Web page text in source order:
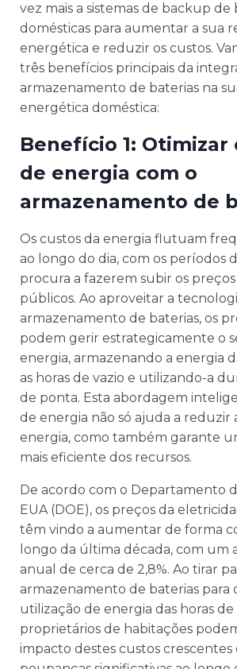
vez mais a sistemas de backup de
domésticas para aumentar a sua
energética e reduzir os custos.
três benefícios principais da
armazenamento de baterias na
energética doméstica:
Benefício 1: Otimizar
de energia com o
armazenamento de
Os custos da energia flutuam
ao longo do dia, com os períodos
procura a fazerem subir os preços
públicos. Ao aproveitar a
armazenamento de baterias, os
podem gerir estrategicamente o
energia, armazenando a energia
as horas de vazio e utilizando-a
de ponta. Esta abordagem
de energia não só ajuda a reduzir
energia, como também garante
mais eficiente dos recursos.
De acordo com o Departamento
EUA (DOE), os preços da
têm vindo a aumentar de forma
longo da última década, com um
anual de cerca de 2,8%. Ao tirar
armazenamento de baterias para
utilização de energia das horas de
proprietários de habitações
impacto destes custos crescentes